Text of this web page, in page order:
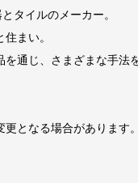
タイルのメーカー。
まい。
を通じ、さまざまな手法
となる場合があります